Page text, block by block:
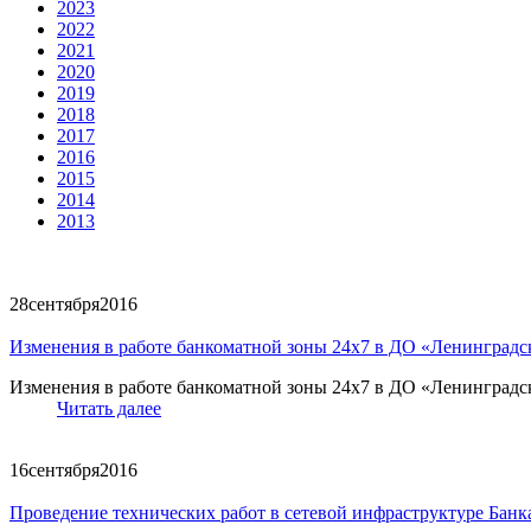
2023
2022
2021
2020
2019
2018
2017
2016
2015
2014
2013
28сентября2016
Изменения в работе банкоматной зоны 24х7 в ДО
Изменения в работе банкоматной зоны 24х7 в ДО
Читать далее
16сентября2016
Проведение технических работ в сетевой инфраструктуре